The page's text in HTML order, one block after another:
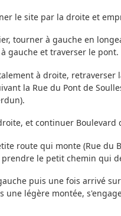
le site par la droite et
tourner à gauche en
à gauche et traverser le
à droite, retraverser
la Rue du Pont de
et continuer
route qui monte (Rue du
prendre le petit chemin qui
puis une fois arrivé
une légère montée,